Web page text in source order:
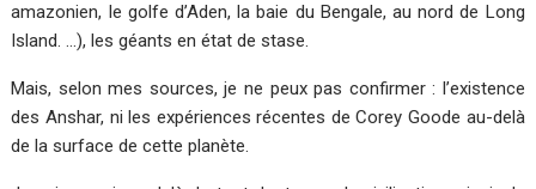
amazonien, le golfe d’Aden, la baie du Bengale, au nord de Long
Island.…), les géants en état de stase.
Mais, selon mes sources, je ne peux pas confirmer : l’existence
des Anshar, ni les expériences récentes de Corey Goode au-delà
de la surface de cette planète.